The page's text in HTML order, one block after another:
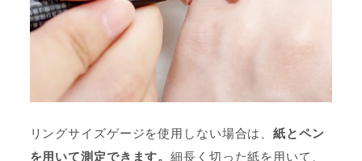
リングサイズゲージを使用しない場合は、紙とペン
を用いて測定できます。細長く切った紙を用いて、